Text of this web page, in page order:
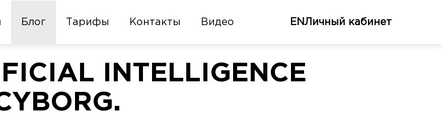
Блог Тарифы Контакты Видео ENЛичный кабинет
INTELLIGENCE